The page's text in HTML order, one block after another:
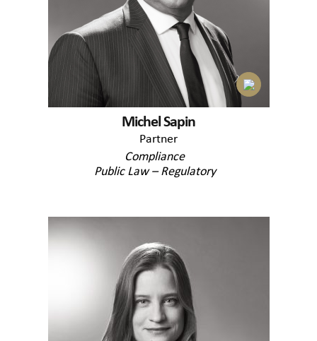
Michel Sapin
Partner
Compliance
Public Law – Regulatory